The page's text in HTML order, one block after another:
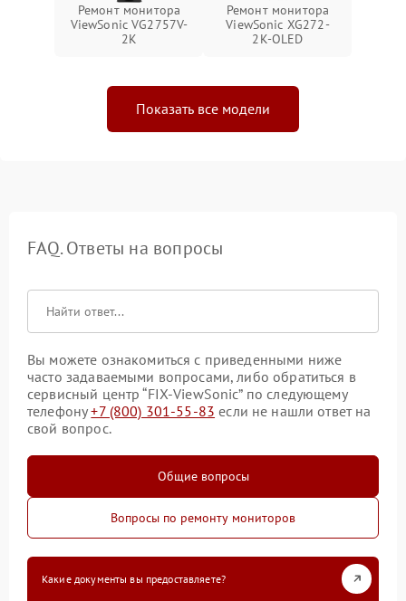
Ремонт монитора
ViewSonic VG2757V-
2K
Ремонт монитора
ViewSonic XG272-
2K-OLED
Показать все модели
FAQ. Ответы на вопросы
Вы можете ознакомиться с приведенными ниже
часто задаваемыми вопросами, либо обратиться в
сервисный центр “FIX-ViewSonic” по следующему
телефону+7 (800) 301-55-83 если не нашли ответ на
свой вопрос.
Общие вопросы
Вопросы по ремонту мониторов
Какие документы вы предоставляете?